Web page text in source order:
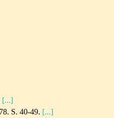
[...]
S. 40-49. [...]